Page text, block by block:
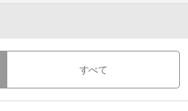
すべて